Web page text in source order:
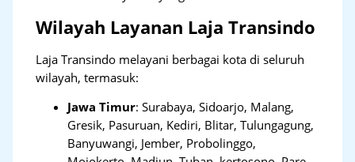
Wilayah Layanan Laja Transindo
Laja Transindo melayani berbagai kota di seluruh
wilayah, termasuk:
Jawa Timur:Surabaya, Sidoarjo, Malang,
Gresik, Pasuruan, Kediri, Blitar, Tulungagung,
Banyuwangi, Jember, Probolinggo,